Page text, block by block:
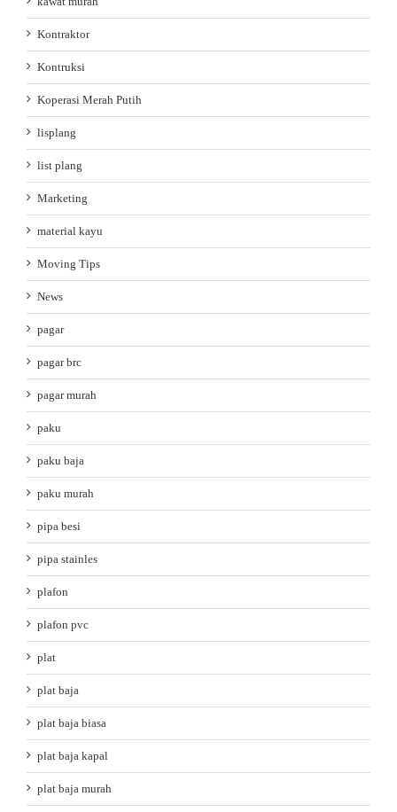
Kontraktor
Kontruksi
Koperasi Merah Putih
lisplang
list plang
Marketing
material kayu
Moving Tips
News
pagar
pagar brc
pagar murah
paku
paku baja
paku murah
pipa besi
pipa stainles
plafon
plafon pvc
plat
plat baja
plat baja biasa
plat baja kapal
plat baja murah